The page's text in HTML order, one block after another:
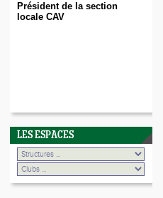
Président de la section
locale CAV
LES ESPACES